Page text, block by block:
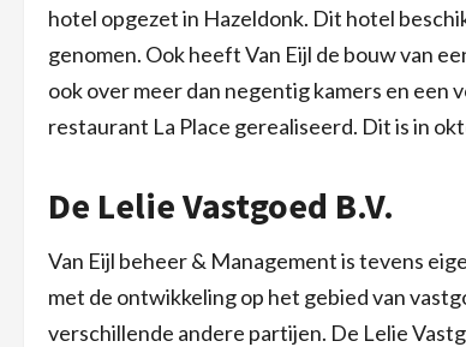
hotel opgezet in Hazeldonk. Dit hotel
genomen. Ook heeft Van Eijl de bouw van
ook over meer dan negentig kamers en een
restaurant La Place gerealiseerd. Dit is in
De Lelie Vastgoed B.V.
Van Eijl beheer & Management is tevens
met de ontwikkeling op het gebied van
verschillende andere partijen. De Lelie